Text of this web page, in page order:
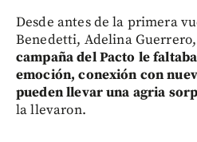
Desde antes de la primera
Benedetti, Adelina
campaña del Pacto le
emoción, conexión con
pueden llevar una agria
la llevaron.